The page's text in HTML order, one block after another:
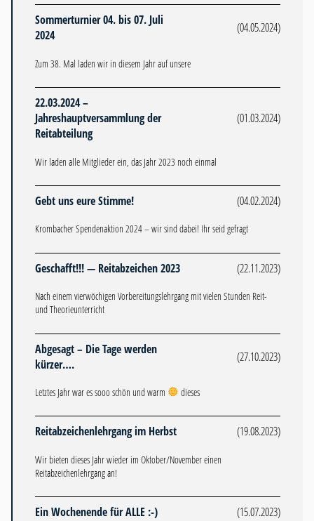
Sommerturnier 04. bis 07. Juli
2024
(04.05.2024)
Zum 38. Mal laden wir in diesem Jahr auf unsere
22.03.2024 –
Jahreshauptversammlung der
Reitabteilung
(01.03.2024)
Wir laden alle Mitglieder ein, das Jahr 2023 noch einmal
Gebt uns eure Stimme! (04.02.2024)
Krombacher Spendenaktion 2024 – wir sind dabei! Ihr seid gefragt
Geschafft!!! — Reitabzeichen 2023 (22.11.2023)
Nach einem vierwöchigen Vorbereitungslehrgang mit vielen Stunden Reit-
und Theorieunterricht
Abgesagt – Die Tage werden
kürzer….
(27.10.2023)
Letztes Jahr war es sooo schön und warm dieses
Reitabzeichenlehrgang im Herbst (19.08.2023)
Wir bieten dieses Jahr wieder im Oktober/November einen
Reitabzeichenlehrgang an!
Ein Wochenende für ALLE :-) (15.07.2023)